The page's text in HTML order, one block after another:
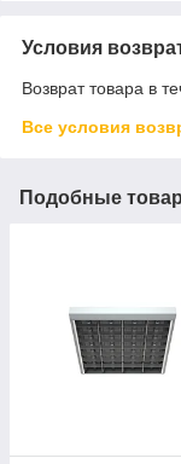
Условия
Возврат товара в
Все условия
Подобные